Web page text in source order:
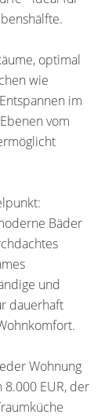
optimal
wie
im
vom
Bäder
und
dauerhaft
Wohnung
EUR, der